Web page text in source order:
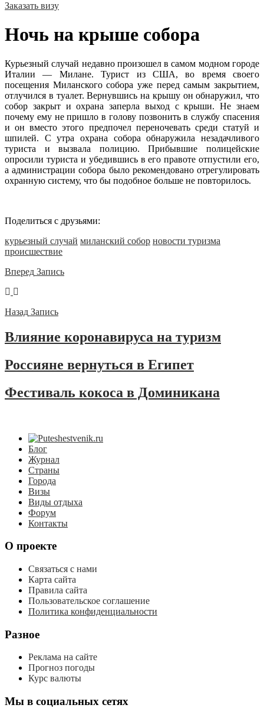
Заказать визу
Ночь на крыше собора
Курьезный случай недавно произошел в самом модном городе
Италии — Милане. Турист из США, во время своего
посещения Миланского собора уже перед самым закрытием,
отлучился в туалет. Вернувшись на крышу он обнаружил, что
собор закрыт и охрана заперла выход с крыши. Не знаем
почему ему не пришло в голову позвонить в службу спасения
и он вместо этого предпочел переночевать среди статуй и
шпилей. С утра охрана собора обнаружила незадачливого
туриста и вызвала полицию. Прибывшие полицейские
опросили туриста и убедившись в его правоте отпустили его,
а администрации собора было рекомендовано отрегулировать
охранную систему, что бы подобное больше не повторилось.
Поделиться с друзьями:
курьезный случай миланский собор новости туризма
происшествие
Вперед Запись
Назад Запись
Влияние коронавируса на туризм
Россияне вернуться в Египет
Фестиваль кокоса в Доминикана
Блог
Журнал
Страны
Города
Визы
Виды отдыха
Форум
Контакты
О проекте
Связаться с нами
Карта сайта
Правила сайта
Пользовательское соглашение
Политика конфиденциальности
Разное
Реклама на сайте
Прогноз погоды
Курс валюты
Мы в социальных сетях